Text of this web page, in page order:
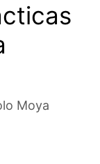
Moya